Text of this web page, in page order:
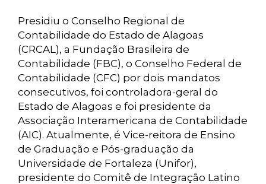
Presidiu o Conselho Regional de
Contabilidade do Estado de Alagoas
(CRCAL), a Fundação Brasileira de
Contabilidade (FBC), o Conselho Federal de
Contabilidade (CFC) por dois mandatos
consecutivos, foi controladora-geral do
Estado de Alagoas e foi presidente da
Associação Interamericana de Contabilidade
(AIC). Atualmente, é Vice-reitora de Ensino
de Graduação e Pós-graduação da
Universidade de Fortaleza (Unifor),
presidente do Comitê de Integração Latino